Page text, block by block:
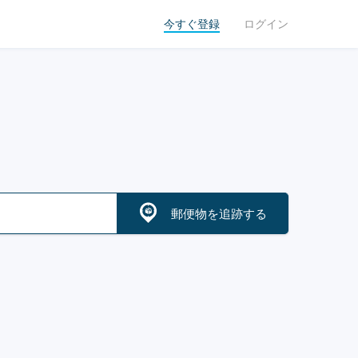
今すぐ登録 ログイン
郵便物を追跡する